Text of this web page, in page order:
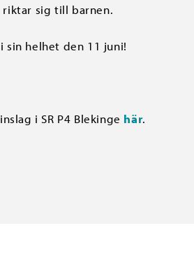
riktar sig till barnen.
sin helhet den 11 juni!
i SR P4 Blekinge här.